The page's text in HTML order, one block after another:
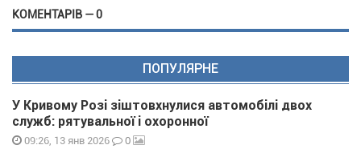
КОМЕНТАРІВ — 0
ПОПУЛЯРНЕ
У Кривому Розі зіштовхнулися автомобілі двох
служб: рятувальної і охоронної
09:26, 13 янв 2026 0